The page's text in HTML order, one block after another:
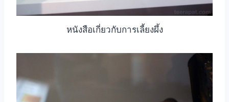
หนังสือเกี่ยวกับการเลี้ยงผึ้ง